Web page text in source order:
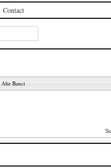
Contact
Alte Banci